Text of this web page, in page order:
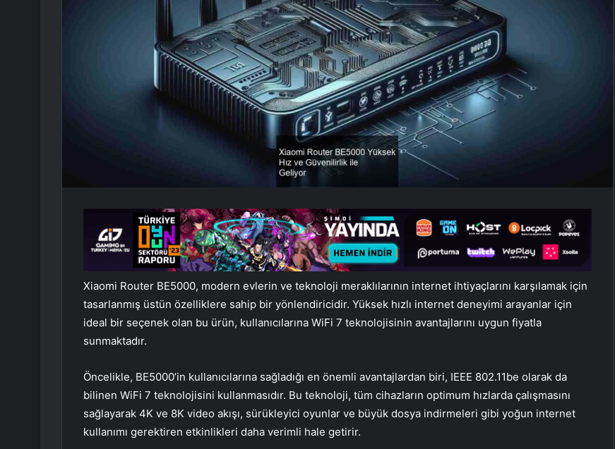
Xiaomi Router BE5000, modern evlerin ve teknoloji meraklılarının internet ihtiyaçlarını karşılamak için
tasarlanmış üstün özelliklere sahip bir yönlendiricidir. Yüksek hızlı internet deneyimi arayanlar için
ideal bir seçenek olan bu ürün, kullanıcılarına WiFi 7 teknolojisinin avantajlarını uygun fiyatla
sunmaktadır.
Öncelikle, BE5000’in kullanıcılarına sağladığı en önemli avantajlardan biri, IEEE 802.11be olarak da
bilinen WiFi 7 teknolojisini kullanmasıdır. Bu teknoloji, tüm cihazların optimum hızlarda çalışmasını
sağlayarak 4K ve 8K video akışı, sürükleyici oyunlar ve büyük dosya indirmeleri gibi yoğun internet
kullanımı gerektiren etkinlikleri daha verimli hale getirir.